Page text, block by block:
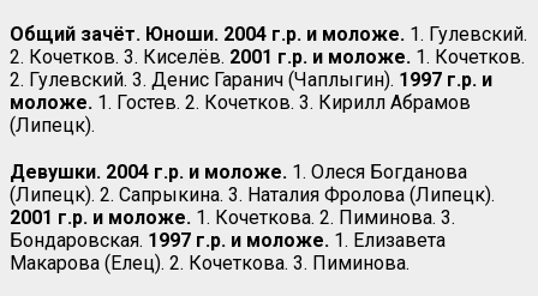
Общий зачёт. Юноши. 2004 г.р. и моложе. 1. Гулевский.
2. Кочетков. 3. Киселёв. 2001 г.р. и моложе. 1. Кочетков.
2. Гулевский. 3. Денис Гаранич (Чаплыгин). 1997 г.р. и
моложе. 1. Гостев. 2. Кочетков. 3. Кирилл Абрамов
(Липецк).
Девушки. 2004 г.р. и моложе. 1. Олеся Богданова
(Липецк). 2. Сапрыкина. 3. Наталия Фролова (Липецк).
2001 г.р. и моложе. 1. Кочеткова. 2. Пиминова. 3.
Бондаровская. 1997 г.р. и моложе. 1. Елизавета
Макарова (Елец). 2. Кочеткова. 3. Пиминова.